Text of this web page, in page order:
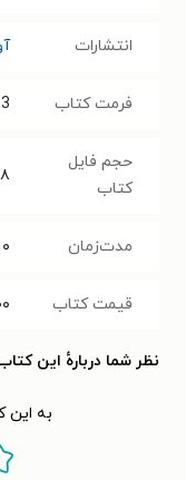
انتشارات
فرمت کتاب
حجم فایل
کتاب
مدت‌زمان ۰ ساعت و ۹ دقیقه
قیمت کتاب
نظر شما دربارهٔ این
به این